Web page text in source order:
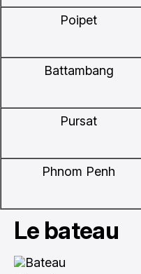
Poipet
Battambang
Pursat
Phnom Penh
Le bateau